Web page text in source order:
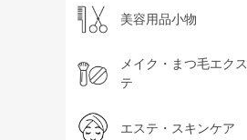
美容用品小物
メイク・まつ毛エクス
テ
エステ・スキンケア